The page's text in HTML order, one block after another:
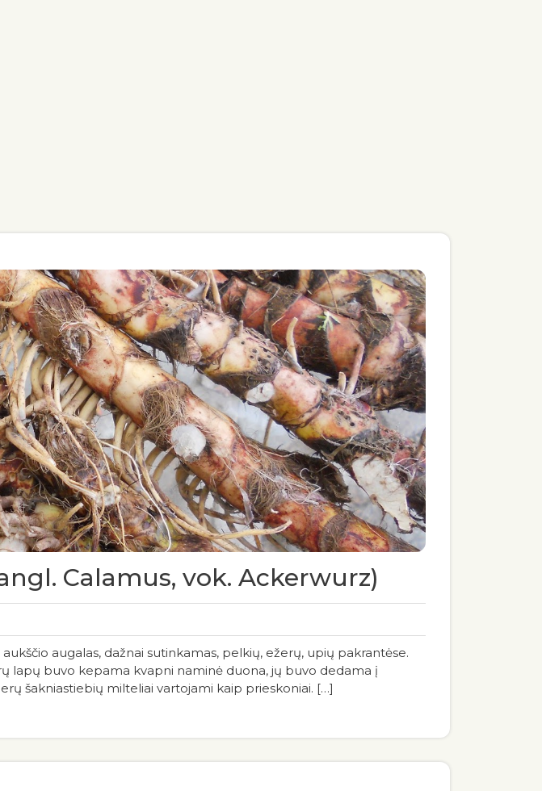
Calamus, vok. Ackerwurz)
augalas, dažnai sutinkamas, pelkių, ežerų, upių pakrantėse.
lapų buvo kepama kvapni naminė duona, jų buvo dedama į
šakniastiebių milteliai vartojami kaip prieskoniai. […]